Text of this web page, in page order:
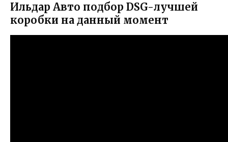
Ильдар Авто подбор DSG-лучшей
коробки на данный момент